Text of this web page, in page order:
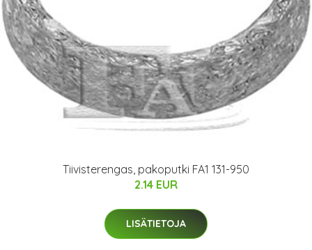
Tiivisterengas, pakoputki FA1 131-950
2.14 EUR
LISÄTIETOJA